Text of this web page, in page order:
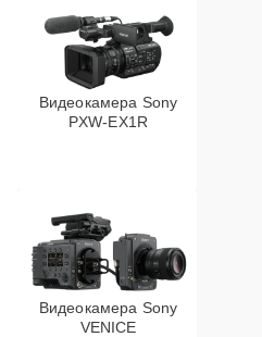
Видеокамера Sony
PXW‑EX1R
Видеокамера Sony
VENICE